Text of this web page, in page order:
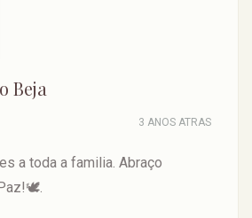
Beja
3 ANOS ATRAS
a toda a familia. Abraço